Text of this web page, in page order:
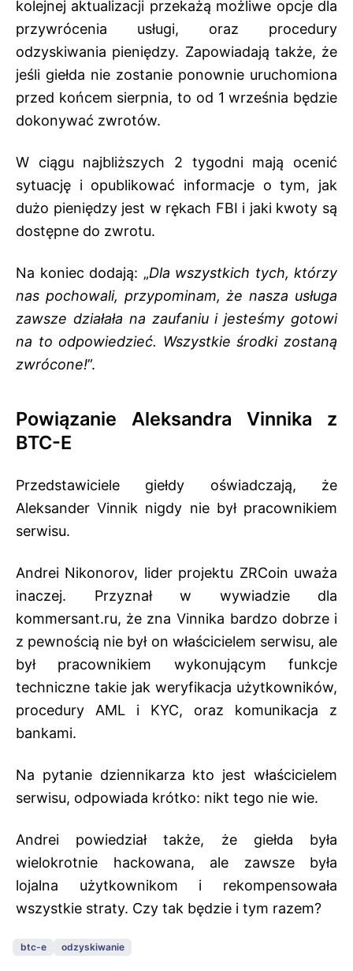
kolejnej aktualizacji przekażą możliwe opcje dla
przywrócenia usługi, oraz procedury
odzyskiwania pieniędzy. Zapowiadają także, że
jeśli giełda nie zostanie ponownie uruchomiona
przed końcem sierpnia, to od 1 września będzie
dokonywać zwrotów.
W ciągu najbliższych 2 tygodni mają ocenić
sytuację i opublikować informacje o tym, jak
dużo pieniędzy jest w rękach FBI i jaki kwoty są
dostępne do zwrotu.
Na koniec dodają: „Dla wszystkich tych, którzy
nas pochowali, przypominam, że nasza usługa
zawsze działała na zaufaniu i jesteśmy gotowi
na to odpowiedzieć. Wszystkie środki zostaną
zwrócone!”.
Powiązanie Aleksandra Vinnika z
BTC-E
Przedstawiciele giełdy oświadczają, że
Aleksander Vinnik nigdy nie był pracownikiem
serwisu.
Andrei Nikonorov, lider projektu ZRCoin uważa
inaczej. Przyznał w wywiadzie dla
kommersant.ru, że zna Vinnika bardzo dobrze i
z pewnością nie był on właścicielem serwisu, ale
był pracownikiem wykonującym funkcje
techniczne takie jak weryfikacja użytkowników,
procedury AML i KYC, oraz komunikacja z
bankami.
Na pytanie dziennikarza kto jest właścicielem
serwisu, odpowiada krótko: nikt tego nie wie.
Andrei powiedział także, że giełda była
wielokrotnie hackowana, ale zawsze była
lojalna użytkownikom i rekompensowała
wszystkie straty. Czy tak będzie i tym razem?
btc-e odzyskiwanie